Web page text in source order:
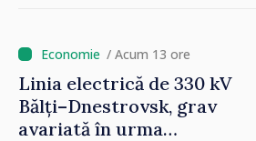
/ Acum 13 ore
Linia electrică de 330 kV
Bălți–Dnestrovsk, grav
avariată în urma